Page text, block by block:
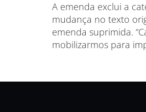
A emenda exclui a
mudança no texto
emenda suprimida.
mobilizarmos para